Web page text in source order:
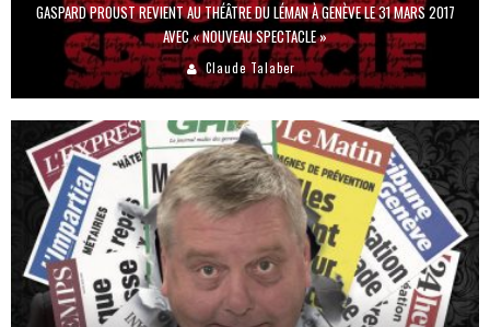
GASPARD PROUST REVIENT AU THÉÂTRE DU LÉMAN À GENÈVE LE 31 MARS 2017
AVEC « NOUVEAU SPECTACLE »
Claude Talaber